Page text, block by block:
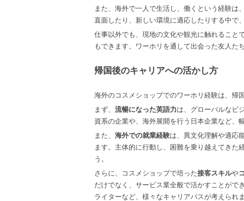
また、海外で一人で生活し、働くという経験は、
直面したり、新しい環境に適応したりする中で
仕事以外でも、現地の文化や観光に触れること
もできます。ワーホリを通して出会った友人た
帰国後のキャリアへの活かし方
海外のコスメショップでのワーホリ経験は、帰
まず、 流暢になった英語力は、グローバルなビ
資系の企業や、海外展開を行う日本企業など、
また、 海外での就業経験は、異文化理解や適応
ます。主体的に行動し、困難を乗り越えてきた
う。
さらに、コスメショップで培った接客スキルや
だけでなく、サービス業全般で活かすことがで
ライターなど、様々なキャリアパスが考えられま